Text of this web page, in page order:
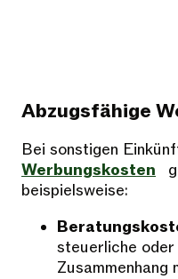
Abzugsfähige
Bei sonstigen
Werbungskosten
beispielsweise:
steuerliche
Zusammenhang